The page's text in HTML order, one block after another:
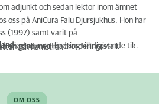
adjunkt och sedan lektor inom ämnet
oss på AniCura Falu Djursjukhus. Hon har
(1997) samt varit på
om smärtlindring till digivande tik.
en gård med inackorderingsstall.
och hamstrar.
OM OSS